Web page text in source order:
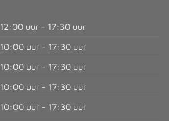
12:00 uur - 17:30 uur
10:00 uur - 17:30 uur
10:00 uur - 17:30 uur
10:00 uur - 17:30 uur
10:00 uur - 17:30 uur